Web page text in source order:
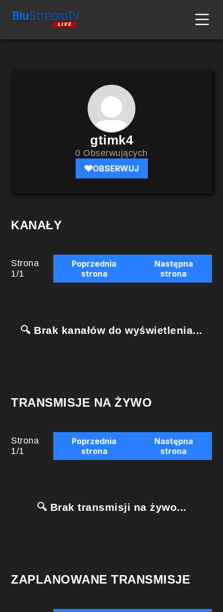
gtimk4
0 Obserwujących
OBSERWUJ
KANAŁY
Strona
1/1
Poprzednia
strona
Następna
strona
🔍 Brak kanałów do wyświetlenia...
TRANSMISJE NA ŻYWO
Strona
1/1
Poprzednia
strona
Następna
strona
🔍 Brak transmisji na żywo...
ZAPLANOWANE TRANSMISJE